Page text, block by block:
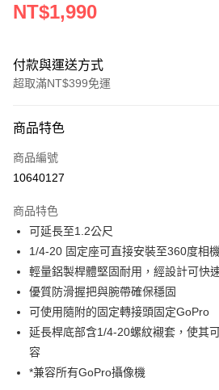
NT$1,990
付款與運送方式
超取滿NT$399免運
信用卡一次付款
信用卡分期付款
合作金庫商業銀行
華南商業銀行
上海商業儲蓄銀行
台北
國泰世華商業銀行
兆豐
臺灣中小企業銀行
匯豐（台灣）商業銀行
聯邦商業銀行
元大商業銀行
永豐
玉山商業銀行
台新國際商業銀行
6 期 0 利率 每期
華南商業銀行
彰化
上海商業儲蓄銀行
台北
國泰世華商業銀行
臺灣中小企業銀行
台中
匯豐（台灣）商業銀行
華泰
聯邦商業銀行
元大商業銀行
玉山商業銀行
12 期 0 利率 每期
合作金庫商業銀行
第一
上海商業儲蓄銀行
國泰世華商業銀行
兆豐
臺灣中小企業銀行
台中
匯豐（台灣）商業銀行
聯邦商業銀行
超商取貨付款
LINE Pay
Apple Pay
街口支付
商品特色
商品編號
10640127
商品特色
可延長至1.2公尺
1/4-20 固定座可直接安裝至360度相
輕量鋁製桿體堅固耐用，經設計可快
優質防滑握把與腕帶確保穩固
可使用隨附的固定轉接頭固定GoPro
延長桿底部含1/4-20螺紋襯套，使其
容
*兼容所有GoPro攝像機